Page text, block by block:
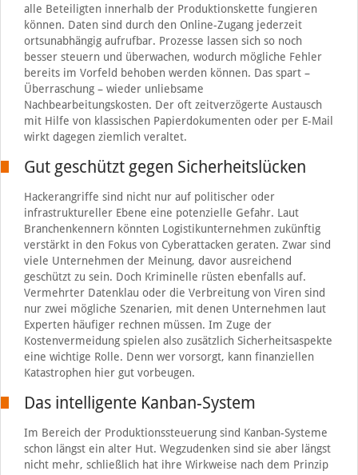
alle Beteiligten innerhalb der Produktionskette fungieren
können. Daten sind durch den Online-Zugang jederzeit
ortsunabhängig aufrufbar. Prozesse lassen sich so noch
besser steuern und überwachen, wodurch mögliche Fehler
bereits im Vorfeld behoben werden können. Das spart –
Überraschung – wieder unliebsame
Nachbearbeitungskosten. Der oft zeitverzögerte Austausch
mit Hilfe von klassischen Papierdokumenten oder per E-Mail
wirkt dagegen ziemlich veraltet.
Gut geschützt gegen Sicherheitslücken
Hackerangriffe sind nicht nur auf politischer oder
infrastruktureller Ebene eine potenzielle Gefahr. Laut
Branchenkennern könnten Logistikunternehmen zukünftig
verstärkt in den Fokus von Cyberattacken geraten. Zwar sind
viele Unternehmen der Meinung, davor ausreichend
geschützt zu sein. Doch Kriminelle rüsten ebenfalls auf.
Vermehrter Datenklau oder die Verbreitung von Viren sind
nur zwei mögliche Szenarien, mit denen Unternehmen laut
Experten häufiger rechnen müssen. Im Zuge der
Kostenvermeidung spielen also zusätzlich Sicherheitsaspekte
eine wichtige Rolle. Denn wer vorsorgt, kann finanziellen
Katastrophen hier gut vorbeugen.
Das intelligente Kanban-System
Im Bereich der Produktionssteuerung sind Kanban-Systeme
schon längst ein alter Hut. Wegzudenken sind sie aber längst
nicht mehr, schließlich hat ihre Wirkweise nach dem Prinzip